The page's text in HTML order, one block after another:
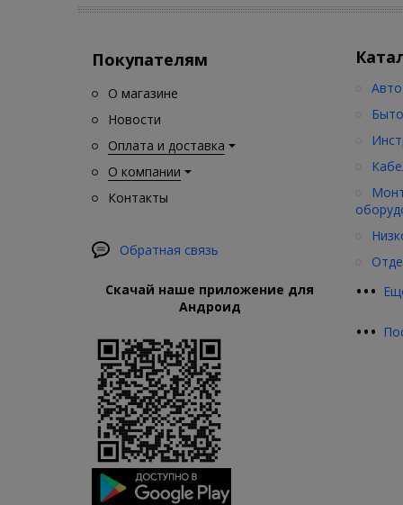
Покупателям
О магазине
Новости
Оплата и доставка
О компании
Контакты
Обратная связь
Скачай наше приложение для
Андроид
•••
•••